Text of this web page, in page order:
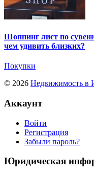
Шоппинг лист по
чем удивить близких?
Покупки
© 2026 Недвижимость в
Аккаунт
Войти
Регистрация
Забыли пароль?
Юридическая